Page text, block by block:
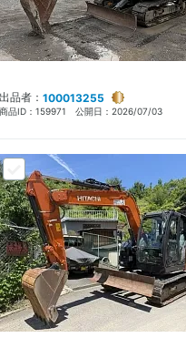
出品者： 100013255
商品ID： 159971 公開日： 2026/07/03